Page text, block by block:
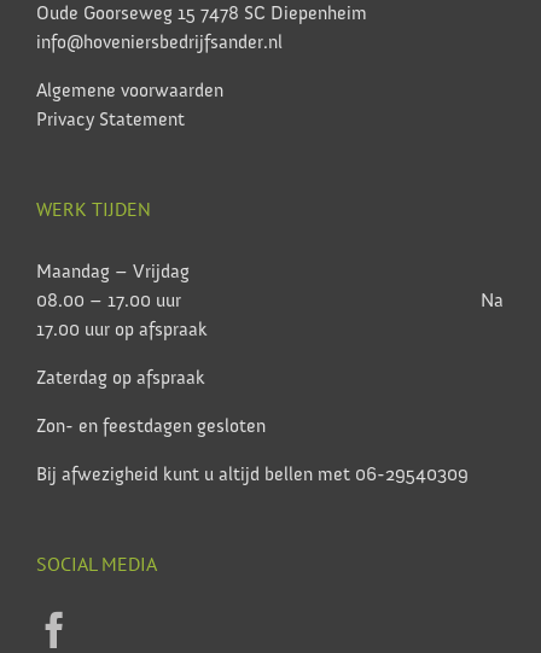
Oude Goorseweg 15 7478 SC Diepenheim
info@hoveniersbedrijfsander.nl
Algemene voorwaarden
Privacy Statement
WERK TIJDEN
Maandag – Vrijdag
08.00 – 17.00 uur Na
17.00 uur op afspraak
Zaterdag op afspraak
Zon- en feestdagen gesloten
Bij afwezigheid kunt u altijd bellen met 06-29540309
SOCIAL MEDIA